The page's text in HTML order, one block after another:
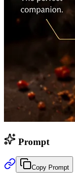
Prompt
Copy Prompt